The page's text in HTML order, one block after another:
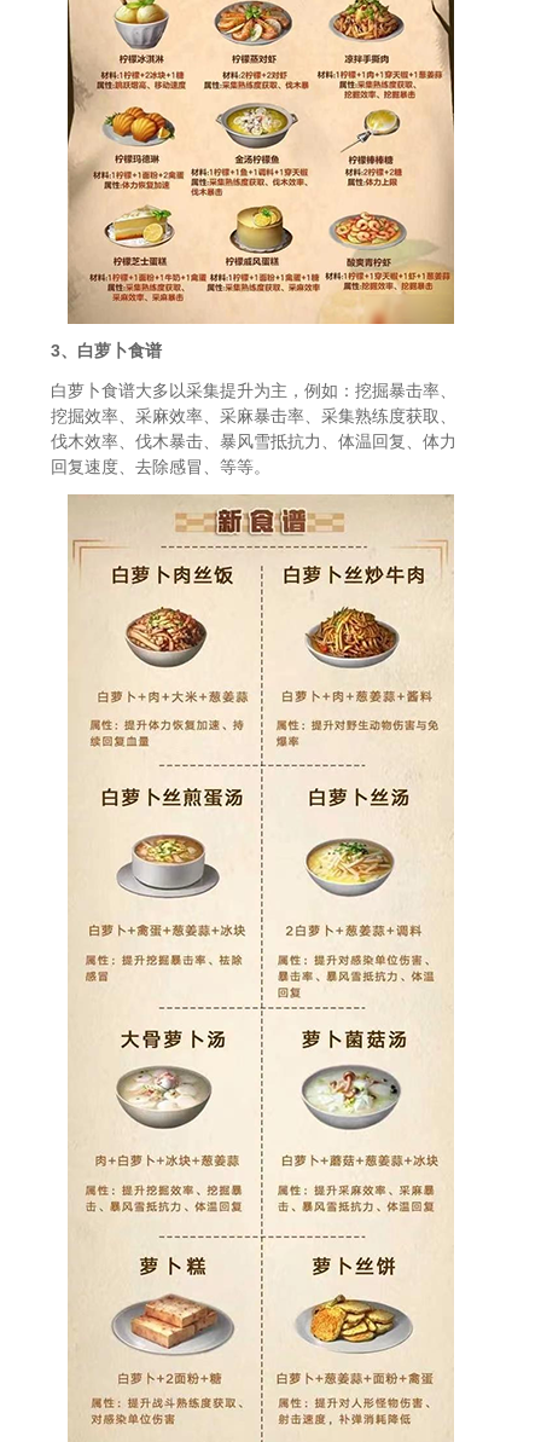
3、白萝卜食谱
白萝卜食谱大多以采集提升为主，例如：挖掘暴击率、
挖掘效率、采麻效率、采麻暴击率、采集熟练度获取、
伐木效率、伐木暴击、暴风雪抵抗力、体温回复、体力
回复速度、去除感冒、等等。